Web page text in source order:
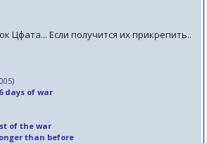
Цфата... Если получится их прикрепить..
days of war
of the war
than before